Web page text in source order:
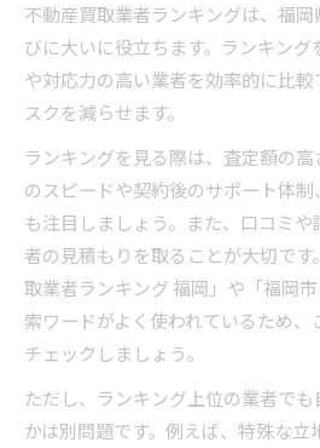
不動産買取業者ランキングは、福
びに大いに役立ちます。ランキン
や対応力の高い業者を効率的に比較
スクを減らせます。
ランキングを見る際は、査定額の
のスピードや契約後のサポート体
も注目しましょう。また、口コミ
者の見積もりを取ることが大切で
取業者ランキング 福岡」や「福岡
索ワードがよく使われているため
チェックしましょう。
ただし、ランキング上位の業者で
かは別問題です。例えば、特殊な